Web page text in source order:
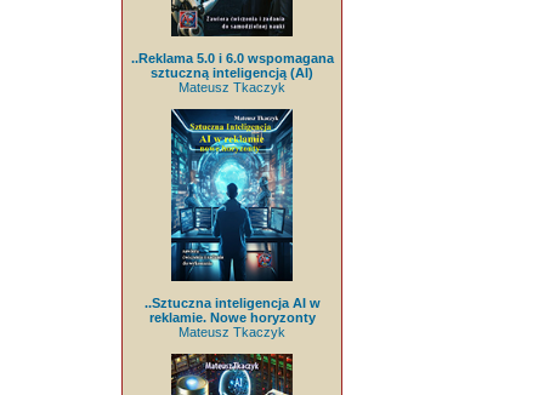
..Reklama 5.0 i 6.0 wspomagana
sztuczną inteligencją (AI)
Mateusz Tkaczyk
..Sztuczna inteligencja AI w
reklamie. Nowe horyzonty
Mateusz Tkaczyk